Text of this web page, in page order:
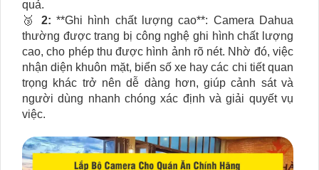
quả.
🥉 2: **Ghi hình chất lượng cao**: Camera Dahua
thường được trang bị công nghệ ghi hình chất lượng
cao, cho phép thu được hình ảnh rõ nét. Nhờ đó, việc
nhận diện khuôn mặt, biển số xe hay các chi tiết quan
trọng khác trở nên dễ dàng hơn, giúp cảnh sát và
người dùng nhanh chóng xác định và giải quyết vụ
việc.